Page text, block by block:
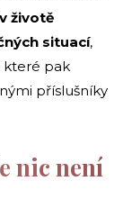
životě
situací,
které pak
příslušníky
nic není